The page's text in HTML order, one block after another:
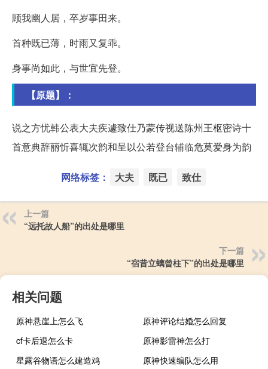
顾我幽人居，卒岁事田来。
首种既已薄，时雨又复乖。
身事尚如此，与世宜先登。
【原题】：
说之方忧韩公表大夫疾遽致仕乃蒙传视送陈州王枢密诗十
首意典辞丽忻喜辄次韵和呈以公若登台辅临危莫爱身为韵
网络标签： 大夫 既已 致仕
上一篇
“远托故人船”的出处是哪里
下一篇
“宿昔立螭曾柱下”的出处是哪里
相关问题
原神悬崖上怎么飞
原神评论结婚怎么回复
cf卡后退怎么卡
原神影雷神怎么打
星露谷物语怎么建造鸡
原神快速编队怎么用